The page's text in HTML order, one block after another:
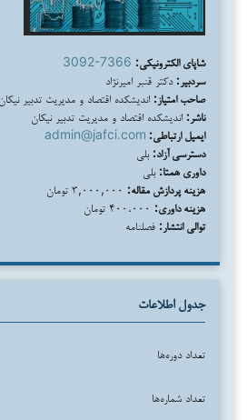
شاپای الکترونیکی: 3092-7366
سردبیر: دکتر قنبر امیرنژاد
صاحب امتیاز: اندیشکده اقتصاد و مدیریت تدبیر نیکان
ناشر: اندیشکده اقتصاد و مدیریت تدبیر نیکان
ایمیل ارتباطی: admin@jafci.com
دسترسی آزاد: بلی
داوری همتا: بلی
هزینه پردازش مقاله:
هزینه داوری:
توالی انتشار: فصلنامه
جدول اطلاعات
تعداد دوره‌ها
تعداد شماره‌ها